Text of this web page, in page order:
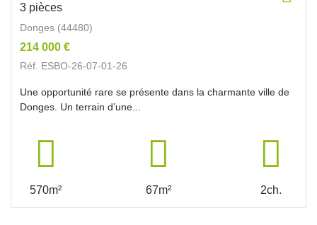
3 pièces
Donges (44480)
214 000 €
Réf. ESBO-26-07-01-26
Une opportunité rare se présente dans la charmante ville de
Donges. Un terrain d’une...
570m² 67m² 2ch.